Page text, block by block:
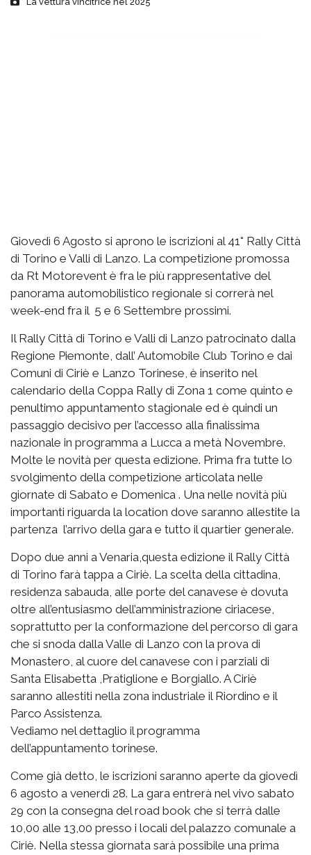
Giovedì 6 Agosto si aprono le iscrizioni al 41° Rally Città
di Torino e Valli di Lanzo. La competizione promossa
da Rt Motorevent è fra le più rappresentative del
panorama automobilistico regionale si correrà nel
week-end fra il 5 e 6 Settembre prossimi.
Il Rally Città di Torino e Valli di Lanzo patrocinato dalla
Regione Piemonte, dall’ Automobile Club Torino e dai
Comuni di Ciriè e Lanzo Torinese, è inserito nel
calendario della Coppa Rally di Zona 1 come quinto e
penultimo appuntamento stagionale ed è quindi un
passaggio decisivo per l’accesso alla finalissima
nazionale in programma a Lucca a metà Novembre.
Molte le novità per questa edizione. Prima fra tutte lo
svolgimento della competizione articolata nelle
giornate di Sabato e Domenica . Una nelle novità più
importanti riguarda la location dove saranno allestite la
partenza l’arrivo della gara e tutto il quartier generale.
Dopo due anni a Venaria,questa edizione il Rally Città
di Torino farà tappa a Ciriè. La scelta della cittadina,
residenza sabauda, alle porte del canavese è dovuta
oltre all’entusiasmo dell’amministrazione ciriacese,
soprattutto per la conformazione del percorso di gara
che si snoda dalla Valle di Lanzo con la prova di
Monastero, al cuore del canavese con i parziali di
Santa Elisabetta ,Pratiglione e Borgiallo. A Ciriè
saranno allestiti nella zona industriale il Riordino e il
Parco Assistenza.
Vediamo nel dettaglio il programma
dell’appuntamento torinese.
Come già detto, le iscrizioni saranno aperte da giovedì
6 agosto a venerdì 28. La gara entrerà nel vivo sabato
29 con la consegna del road book che si terrà dalle
10,00 alle 13,00 presso i locali del palazzo comunale a
Ciriè. Nella stessa giornata sarà possibile una prima